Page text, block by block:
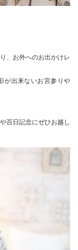
、お外へのお出かけレ
が出来ないお宮参りや
百日記念にぜひお越し